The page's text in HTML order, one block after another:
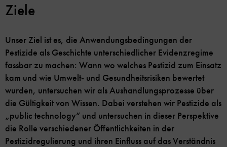
Ziele
Unser Ziel ist es, die Anwendungsbedingungen der
Pestizide als Geschichte unterschiedlicher Evidenzregime
fassbar zu machen: Wann wo welches Pestizid zum Einsatz
kam und wie Umwelt- und Gesundheitsrisiken bewertet
wurden, untersuchen wir als Aushandlungsprozesse über
die Gültigkeit von Wissen. Dabei verstehen wir Pestizide als
„public technology“ und untersuchen in dieser Perspektive
die Rolle verschiedener Öffentlichkeiten in der
Pestizidregulierung und ihren Einfluss auf das Verständnis